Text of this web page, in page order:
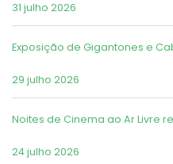
31 julho 2026
Exposição de Gigantones e
29 julho 2026
Noites de Cinema ao Ar Livre
24 julho 2026